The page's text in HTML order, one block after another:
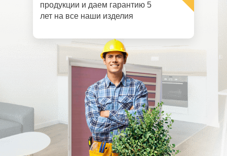
продукции и даем гарантию 5
лет на все наши изделия